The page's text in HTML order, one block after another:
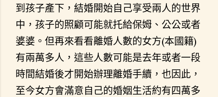
到孩子產下，結婚開始自己享受兩人的世界
中，孩子的照顧可能就托給保姆、公公或者
婆婆。但再來看看離婚人數的女方(本國籍)
有兩萬多人，這些人數可能是去年或者一段
時間結婚後才開始辦理離婚手續，也因此，
至今女方會滿意自己的婚姻生活約有四萬多